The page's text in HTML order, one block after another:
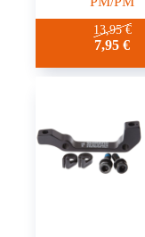
13,95€
7,95€